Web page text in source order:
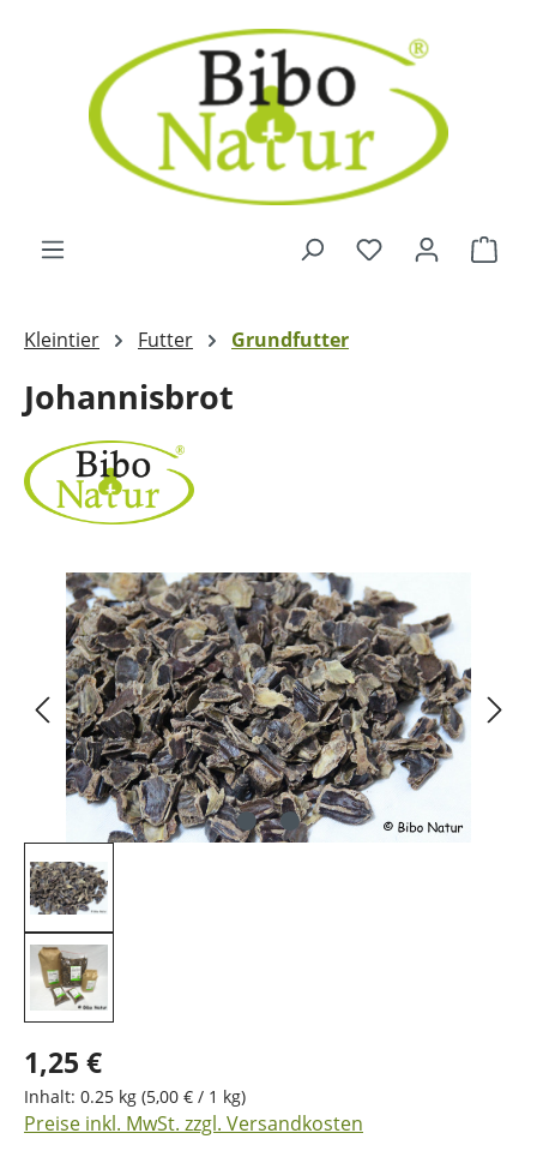
Zum Hauptinhalt springen
Kleintier Futter Grundfutter
Johannisbrot
Bildergalerie überspringen
1,25 €
Inhalt: 0.25 kg (5,00 € / 1 kg)
Preise inkl. MwSt. zzgl. Versandkosten